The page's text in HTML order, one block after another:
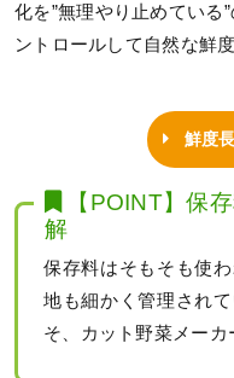
化を”無理やり止めている
ントロールして自然な鮮
鮮度
【POINT】保
解
保存料はそもそも使
地も細かく管理され
そ、カット野菜メーカ